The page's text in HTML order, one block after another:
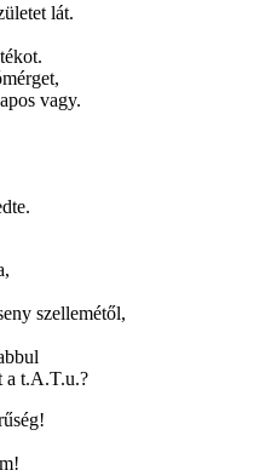
lát.
vagy.
szellemétől,
a t.A.T.u.?